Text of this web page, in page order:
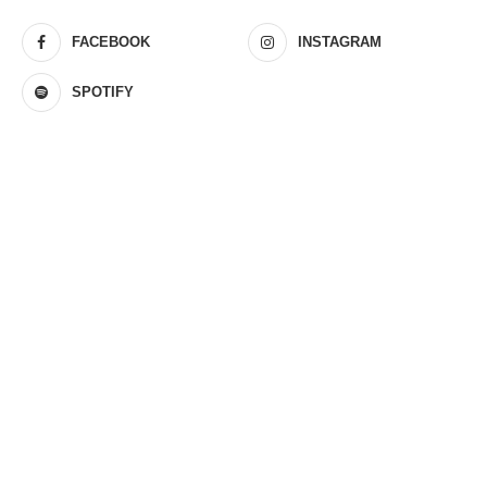
FACEBOOK INSTAGRAM
SPOTIFY